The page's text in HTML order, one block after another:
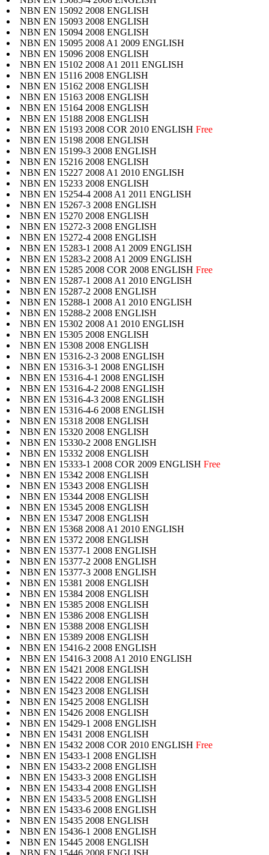
NBN EN 15092 2008 ENGLISH
NBN EN 15093 2008 ENGLISH
NBN EN 15094 2008 ENGLISH
NBN EN 15095 2008 A1 2009 ENGLISH
NBN EN 15096 2008 ENGLISH
NBN EN 15102 2008 A1 2011 ENGLISH
NBN EN 15116 2008 ENGLISH
NBN EN 15162 2008 ENGLISH
NBN EN 15163 2008 ENGLISH
NBN EN 15164 2008 ENGLISH
NBN EN 15188 2008 ENGLISH
NBN EN 15193 2008 COR 2010 ENGLISH Free
NBN EN 15198 2008 ENGLISH
NBN EN 15199-3 2008 ENGLISH
NBN EN 15216 2008 ENGLISH
NBN EN 15227 2008 A1 2010 ENGLISH
NBN EN 15233 2008 ENGLISH
NBN EN 15254-4 2008 A1 2011 ENGLISH
NBN EN 15267-3 2008 ENGLISH
NBN EN 15270 2008 ENGLISH
NBN EN 15272-3 2008 ENGLISH
NBN EN 15272-4 2008 ENGLISH
NBN EN 15283-1 2008 A1 2009 ENGLISH
NBN EN 15283-2 2008 A1 2009 ENGLISH
NBN EN 15285 2008 COR 2008 ENGLISH Free
NBN EN 15287-1 2008 A1 2010 ENGLISH
NBN EN 15287-2 2008 ENGLISH
NBN EN 15288-1 2008 A1 2010 ENGLISH
NBN EN 15288-2 2008 ENGLISH
NBN EN 15302 2008 A1 2010 ENGLISH
NBN EN 15305 2008 ENGLISH
NBN EN 15308 2008 ENGLISH
NBN EN 15316-2-3 2008 ENGLISH
NBN EN 15316-3-1 2008 ENGLISH
NBN EN 15316-4-1 2008 ENGLISH
NBN EN 15316-4-2 2008 ENGLISH
NBN EN 15316-4-3 2008 ENGLISH
NBN EN 15316-4-6 2008 ENGLISH
NBN EN 15318 2008 ENGLISH
NBN EN 15320 2008 ENGLISH
NBN EN 15330-2 2008 ENGLISH
NBN EN 15332 2008 ENGLISH
NBN EN 15333-1 2008 COR 2009 ENGLISH Free
NBN EN 15342 2008 ENGLISH
NBN EN 15343 2008 ENGLISH
NBN EN 15344 2008 ENGLISH
NBN EN 15345 2008 ENGLISH
NBN EN 15347 2008 ENGLISH
NBN EN 15368 2008 A1 2010 ENGLISH
NBN EN 15372 2008 ENGLISH
NBN EN 15377-1 2008 ENGLISH
NBN EN 15377-2 2008 ENGLISH
NBN EN 15377-3 2008 ENGLISH
NBN EN 15381 2008 ENGLISH
NBN EN 15384 2008 ENGLISH
NBN EN 15385 2008 ENGLISH
NBN EN 15386 2008 ENGLISH
NBN EN 15388 2008 ENGLISH
NBN EN 15389 2008 ENGLISH
NBN EN 15416-2 2008 ENGLISH
NBN EN 15416-3 2008 A1 2010 ENGLISH
NBN EN 15421 2008 ENGLISH
NBN EN 15422 2008 ENGLISH
NBN EN 15423 2008 ENGLISH
NBN EN 15425 2008 ENGLISH
NBN EN 15426 2008 ENGLISH
NBN EN 15429-1 2008 ENGLISH
NBN EN 15431 2008 ENGLISH
NBN EN 15432 2008 COR 2010 ENGLISH Free
NBN EN 15433-1 2008 ENGLISH
NBN EN 15433-2 2008 ENGLISH
NBN EN 15433-3 2008 ENGLISH
NBN EN 15433-4 2008 ENGLISH
NBN EN 15433-5 2008 ENGLISH
NBN EN 15433-6 2008 ENGLISH
NBN EN 15435 2008 ENGLISH
NBN EN 15436-1 2008 ENGLISH
NBN EN 15445 2008 ENGLISH
NBN EN 15446 2008 ENGLISH